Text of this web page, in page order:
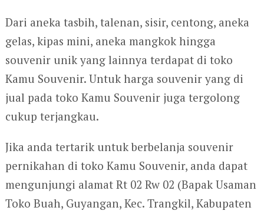
Dari aneka tasbih, talenan, sisir, centong, aneka
gelas, kipas mini, aneka mangkok hingga
souvenir unik yang lainnya terdapat di toko
Kamu Souvenir. Untuk harga souvenir yang di
jual pada toko Kamu Souvenir juga tergolong
cukup terjangkau.
Jika anda tertarik untuk berbelanja souvenir
pernikahan di toko Kamu Souvenir, anda dapat
mengunjungi alamat Rt 02 Rw 02 (Bapak Usaman
Toko Buah, Guyangan, Kec. Trangkil, Kabupaten